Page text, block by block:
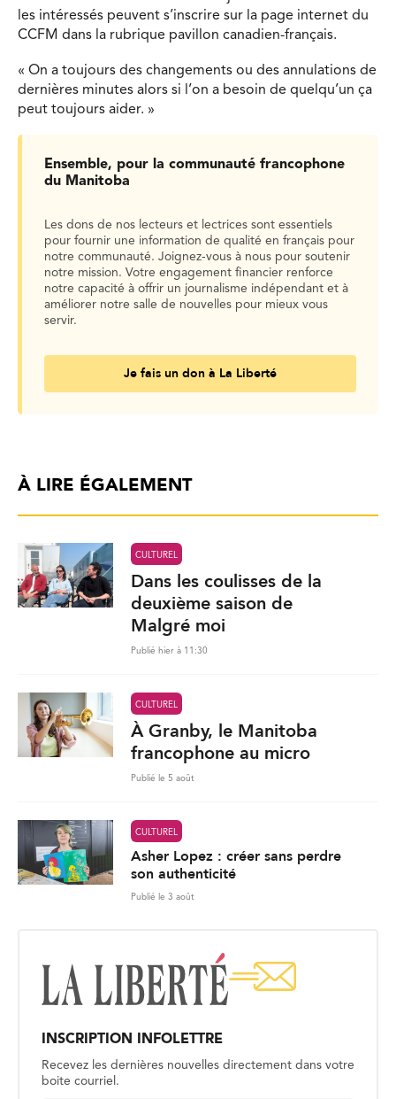
les intéressés peuvent s’inscrire sur la page internet du
CCFM dans la rubrique pavillon canadien-français.
« On a toujours des changements ou des annulations de
dernières minutes alors si l’on a besoin de quelqu’un ça
peut toujours aider. »
Ensemble, pour la communauté francophone
du Manitoba
Les dons de nos lecteurs et lectrices sont essentiels
pour fournir une information de qualité en français pour
notre communauté. Joignez-vous à nous pour soutenir
notre mission. Votre engagement financier renforce
notre capacité à offrir un journalisme indépendant et à
améliorer notre salle de nouvelles pour mieux vous
servir.
Je fais un don à La Liberté
À LIRE ÉGALEMENT
CULTUREL
Dans les coulisses de la
deuxième saison de
Malgré moi
Publié hier à 11:30
CULTUREL
À Granby, le Manitoba
francophone au micro
Publié le 5 août
CULTUREL
Asher Lopez : créer sans perdre
son authenticité
Publié le 3 août
INSCRIPTION INFOLETTRE
Recevez les dernières nouvelles directement dans votre
boite courriel.